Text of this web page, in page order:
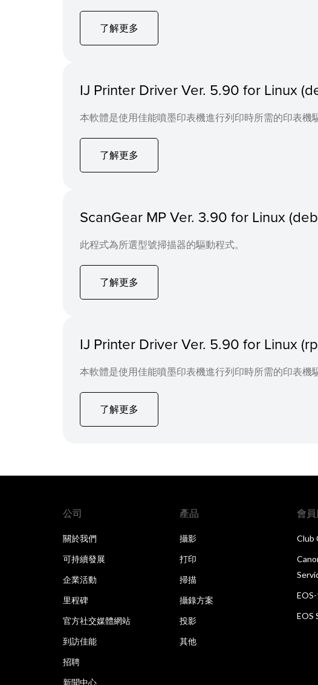
了解更多
IJ Printer Driver Ver. 5.90 for Linux
本軟體是使用佳能噴墨印表機進行列印時所需的印表機
了解更多
ScanGear MP Ver. 3.90 for Linux
此程式為所選型號掃描器的驅動程式。
了解更多
IJ Printer Driver Ver. 5.90 for Linux
本軟體是使用佳能噴墨印表機進行列印時所需的印表機
了解更多
公司
關於我們
可持續發展
企業活動
里程碑
官方社交媒體網站
到訪佳能
招聘
新聞中心
產品
攝影
打印
掃描
攝錄方案
投影
其他
會
Club
EOS